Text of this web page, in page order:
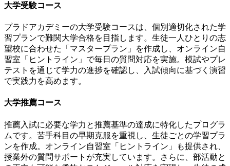
大学受験コース
プラドアカデミーの大学受験コースは、個別適切化された学
習プランで難関大学合格を目指します。生徒一人ひとりの志
望校に合わせた「マスタープラン」を作成し、オンライン自
習室「ヒントライン」で毎日の質問対応を実施。模試やプレ
テストを通じて学力の進捗を確認し、
入試傾向に基づく演習
で実践力を高めます。
大学推薦コース
推薦入試に必要な学力と推薦基準の達成に特化したプログラ
ムです。苦手科目の早期克服を重視し、生徒ごとの学習プラ
ンを作成。オンライン自習室「ヒントライン」も提供され、
授業外の質問サポートが充実しています。さらに、部活動と